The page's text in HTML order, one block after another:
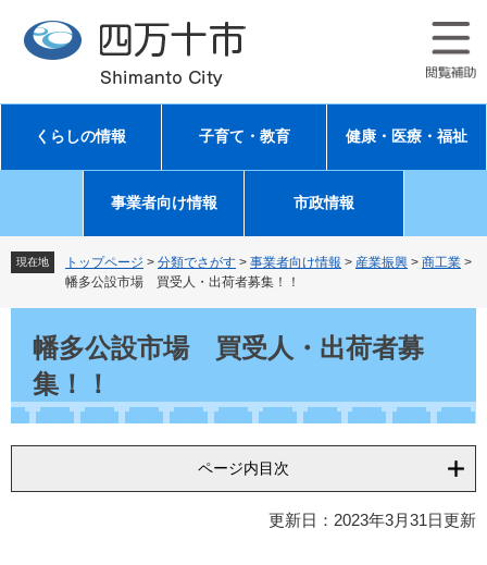
先
す
を
し
文
くらしの情報 子育て・教育 健康・医療・福祉
事業者向け情報 市政情報
現在地 トップページ > 分類でさがす > 事業者向け情報 > 産業振興 > 商工業 >
幡多公設市場 買受人・出荷者募集！！
幡多公設市場 買受人・出荷者募
集！！
ページ内目次
更新日：2023年3月31日更新